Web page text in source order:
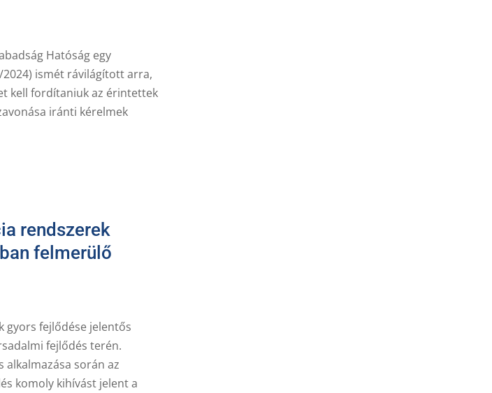
Hatóság egy
ismét rávilágított arra,
kell fordítaniuk az érintettek
iránti kérelmek
rendszerek
felmerülő
gyors fejlődése jelentős
fejlődés terén.
alkalmazása során az
komoly kihívást jelent a